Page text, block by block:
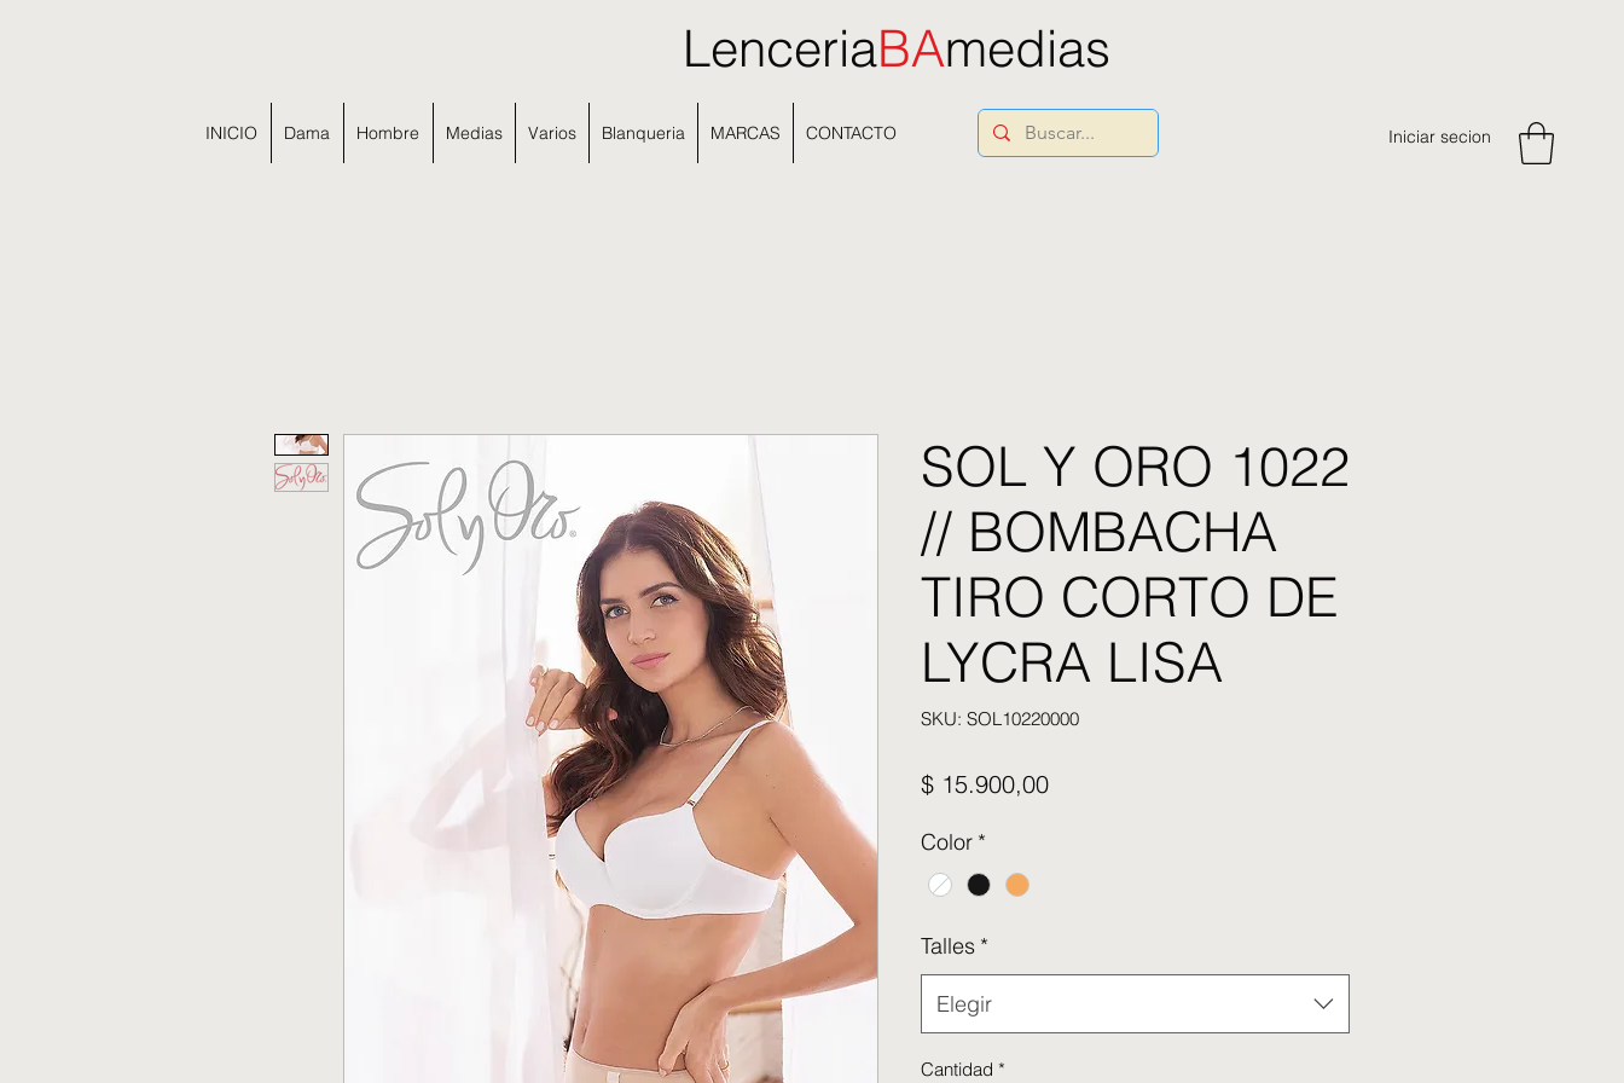
LenceriaBAmedias
INICIO Dama Hombre Medias Varios Blanqueria MARCAS CONTACTO Iniciar secion
SOL Y ORO 1022
// BOMBACHA
TIRO CORTO DE
LYCRA LISA
SKU: SOL10220000
$ 15.900,00Precio
Color *
Talles *
Elegir
Cantidad *